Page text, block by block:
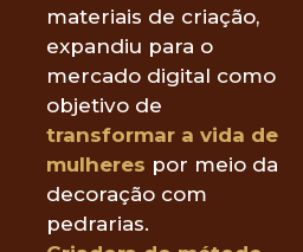
materiais de criação,
expandiu para o
mercado digital como
objetivo de
transformar a vida de
mulheres por meio da
decoração com
pedrarias.